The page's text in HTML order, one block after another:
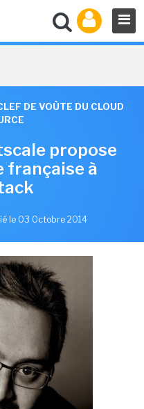
DE VOÛTE DU CLOUD
propose
française à
le 03 Octobre 2014